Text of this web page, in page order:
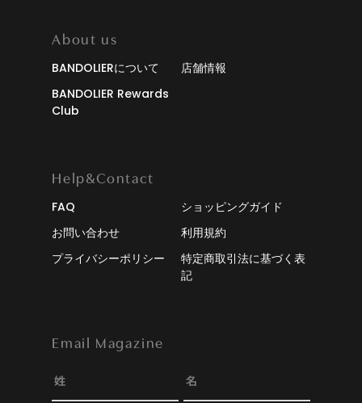
About us
BANDOLIERについて
店舗情報
BANDOLIER Rewards
Club
Help&Contact
FAQ
ショッピングガイド
お問い合わせ
利用規約
プライバシーポリシー
特定商取引法に基づく表
記
Email Magazine